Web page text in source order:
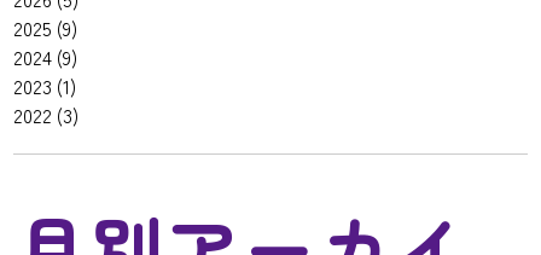
2025 (9)
2024 (9)
2023 (1)
2022 (3)